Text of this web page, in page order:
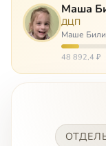
Маша
ДЦП
Маше
всё-таки
48 892,4 ₽